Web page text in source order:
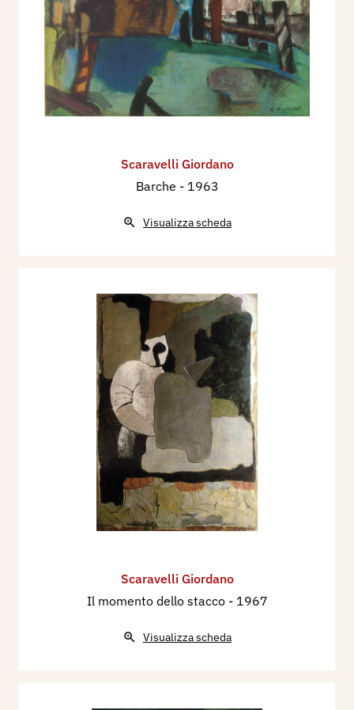
Scaravelli Giordano
Barche - 1963
Visualizza scheda
Scaravelli Giordano
Il momento dello stacco - 1967
Visualizza scheda